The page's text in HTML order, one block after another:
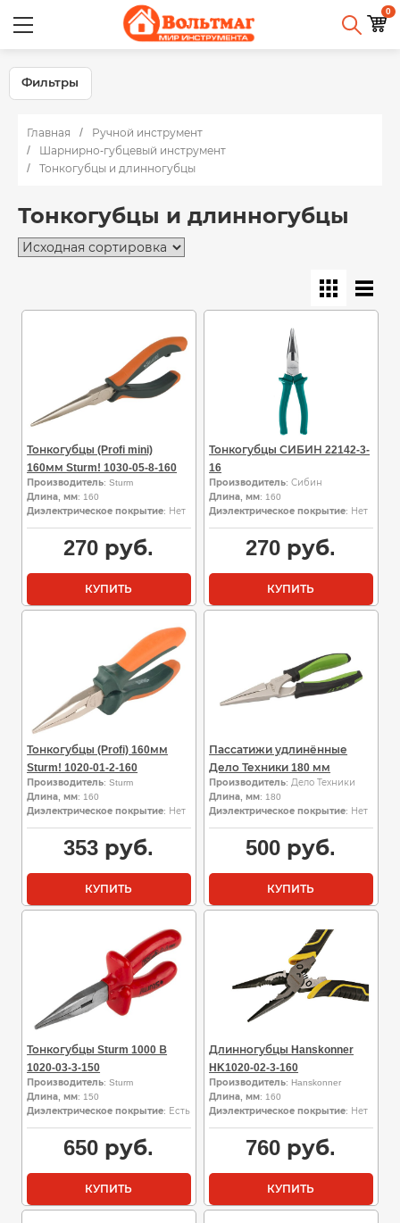
0
Фильтры
Главная
Ручной инструмент
Шарнирно-губцевый инструмент
Тонкогубцы и длинногубцы
Тонкогубцы и длинногубцы
Тонкогубцы (Profi mini)
160мм Sturm! 1030-05-8-160
Производитель: Sturm
Длина, мм: 160
Диэлектрическое покрытие: Нет
270 руб.
КУПИТЬ
Тонкогубцы СИБИН 22142-3-
16
Производитель: Сибин
Длина, мм: 160
Диэлектрическое покрытие: Нет
270 руб.
КУПИТЬ
Тонкогубцы (Profi) 160мм
Sturm! 1020-01-2-160
Производитель: Sturm
Длина, мм: 160
Диэлектрическое покрытие: Нет
353 руб.
КУПИТЬ
Пассатижи удлинённые
Дело Техники 180 мм
Производитель: Дело Техники
Длина, мм: 180
Диэлектрическое покрытие: Нет
500 руб.
КУПИТЬ
Тонкогубцы Sturm 1000 В
1020-03-3-150
Производитель: Sturm
Длина, мм: 150
Диэлектрическое покрытие: Есть
650 руб.
КУПИТЬ
Длинногубцы Hanskonner
HK1020-02-3-160
Производитель: Hanskonner
Длина, мм: 160
Диэлектрическое покрытие: Нет
760 руб.
КУПИТЬ